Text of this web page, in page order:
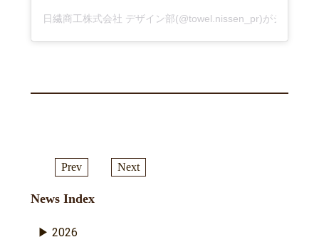
日繊商工株式会社 デザイン部(@towel.nissen_pr)がシェアし
Prev Next
News Index
2026